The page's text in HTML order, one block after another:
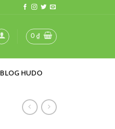
0₫
BLOG HUDO